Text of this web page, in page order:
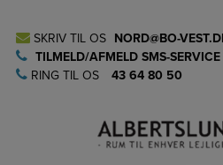
indholdet
SKRIV TIL OS NORD@BO-
TILMELD/AFMELD SMS-SERVICE
RING TIL OS
43 64 80 50